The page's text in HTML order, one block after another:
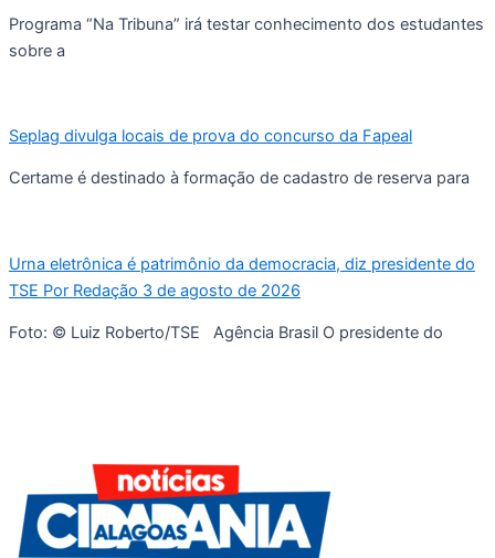
Programa “Na Tribuna” irá testar conhecimento dos estudantes
sobre a
Seplag divulga locais de prova do concurso da Fapeal
Certame é destinado à formação de cadastro de reserva para
Urna eletrônica é patrimônio da democracia, diz presidente do
TSE Por Redação 3 de agosto de 2026
Foto: © Luiz Roberto/TSE Agência Brasil O presidente do